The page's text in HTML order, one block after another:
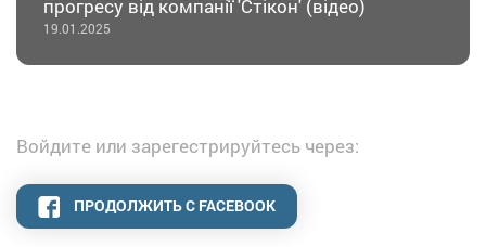
прогресу від компанії 'Стікон' (відео)
19.01.2025
Войдите или зарегестрируйтесь через:
ПРОДОЛЖИТЬ С FACEBOOK